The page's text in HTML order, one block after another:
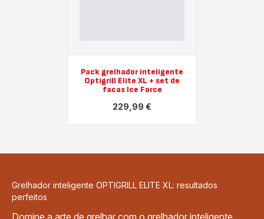
Pack grelhador inteligente
Optigrill Elite XL + set de
facas Ice Force
229,99 €
mais
Pack
Elite
set
Grelhador inteligente OPTIGRILL ELITE XL: resultados
perfeitos
Domine a arte de grelhar com o grelhador inteligente